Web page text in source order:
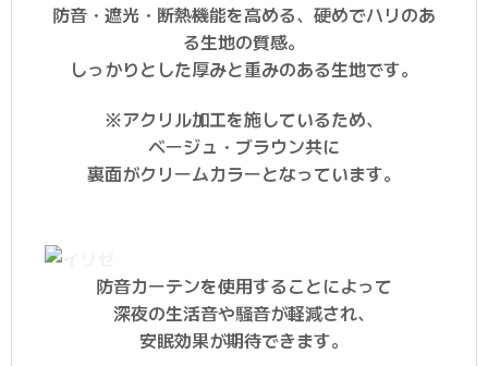
防音・遮光・断熱機能を高める、硬めでハリのあ
る生地の質感。
しっかりとした厚みと重みのある生地です。
※アクリル加工を施しているため、
ベージュ・ブラウン共に
裏面がクリームカラーとなっています。
防音カーテンを使用することによって
深夜の生活音や騒音が軽減され、
安眠効果が期待できます。